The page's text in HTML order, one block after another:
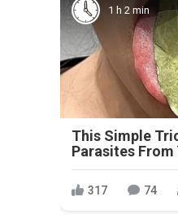
1 h 2 min
This Simple
Parasites From
317 74